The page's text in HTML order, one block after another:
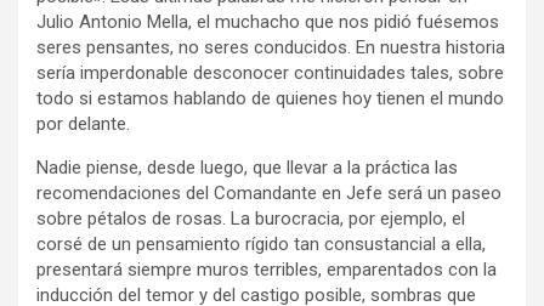
Julio Antonio Mella, el muchacho que nos pidió fuésemos
seres pensantes, no seres conducidos. En nuestra historia
sería imperdonable desconocer continuidades tales, sobre
todo si estamos hablando de quienes hoy tienen el mundo
por delante.
Nadie piense, desde luego, que llevar a la práctica las
recomendaciones del Comandante en Jefe será un paseo
sobre pétalos de rosas. La burocracia, por ejemplo, el
corsé de un pensamiento rígido tan consustancial a ella,
presentará siempre muros terribles, emparentados con la
inducción del temor y del castigo posible, sombras que